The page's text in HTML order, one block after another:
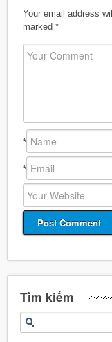
Your email address
marked *
*
*
Tìm kiếm